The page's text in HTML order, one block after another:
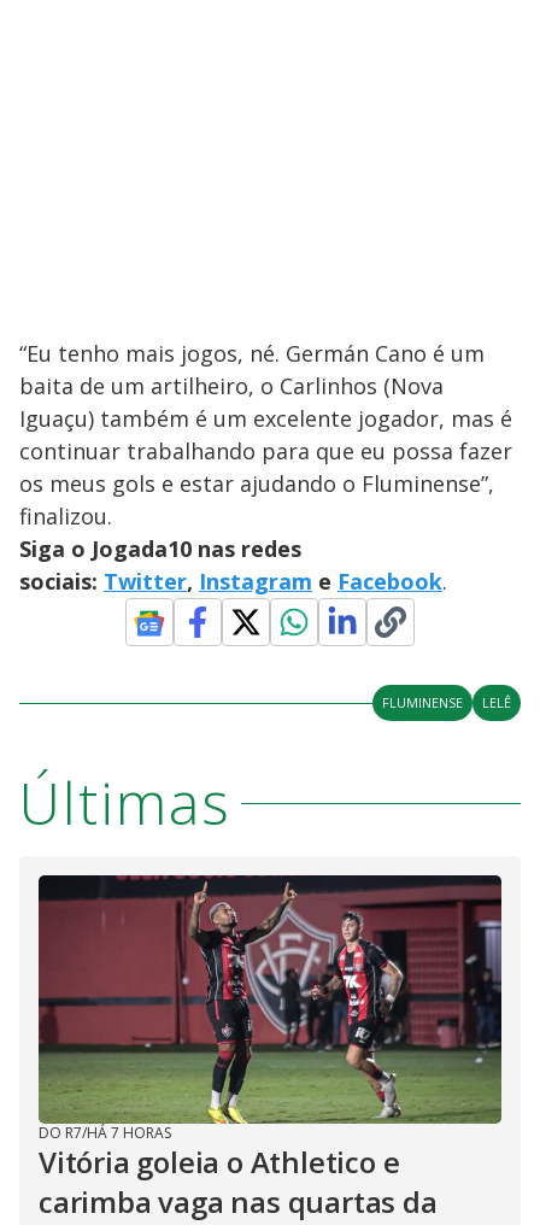
“Eu tenho mais jogos, né. Germán Cano é um
baita de um artilheiro, o Carlinhos (Nova
Iguaçu) também é um excelente jogador, mas é
continuar trabalhando para que eu possa fazer
os meus gols e estar ajudando o Fluminense”,
finalizou.
Siga o Jogada10 nas redes
sociais: Twitter, Instagram e Facebook.
FLUMINENSE LELÊ
Últimas
DO R7/HÁ 7 HORAS
Vitória goleia o Athletico e
carimba vaga nas quartas da